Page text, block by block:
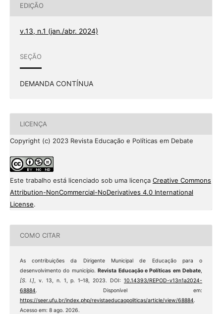
EDIÇÃO
v.13, n.1 (jan./abr. 2024)
SEÇÃO
DEMANDA CONTÍNUA
LICENÇA
Copyright (c) 2023 Revista Educação e Políticas em Debate
Este trabalho está licenciado sob uma licença Creative Commons
Attribution-NonCommercial-NoDerivatives 4.0 International
License.
COMO CITAR
As contribuições da Dirigente Municipal de Educação para o
desenvolvimento do município.Revista Educação e Políticas em Debate,
[S. l.], v. 13, n. 1, p. 1–18, 2023. DOI:10.14393/REPOD-v13n1a2024-
68884. Disponível em:
https://seer.ufu.br/index.php/revistaeducaopoliticas/article/view/68884.
Acesso em: 8 ago. 2026.